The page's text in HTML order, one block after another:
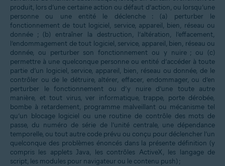
produit, lors d’une certaine action ou défaut d’action, ou lorsqu’une
personne ou une entité le déclenche : (a) perturber le
fonctionnement de tout logiciel, service, appareil, bien, réseau ou
donnée ; (b) entraîner la destruction, l’altération, l’effacement,
l’endommagement de tout logiciel, service, appareil, bien, réseau ou
donnée, ou perturber son fonctionnement ou y nuire ; ou (c)
permettre à une quelconque personne ou entité d’accéder à toute
partie d’un logiciel, service, appareil, bien, réseau ou donnée, de le
contrôler ou de le détruire, altérer, effacer, endommager, ou d’en
perturber le fonctionnement ou d’y nuire d’une toute autre
manière, et tout virus, ver informatique, trappe, porte dérobée,
bombe à retardement, programme malveillant ou mécanisme tel
qu’un blocage logiciel ou une routine de contrôle des mots de
passe, du numéro de série de l’unité centrale, une dépendance
temporelle, ou tout autre code prévu ou conçu pour déclencher l’un
quelconque des problèmes énoncés dans la présente définition (y
compris les applets Java, les contrôles ActiveX, les langage de
script, les modules pour navigateur ou le contenu push) ;